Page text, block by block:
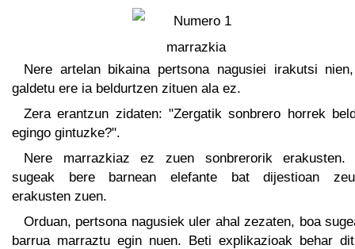
Nere artelan bikaina pertsona nagusiei irakutsi
galdetu ere ia beldurtzen zituen ala ez.
Zera erantzun zidaten: "Zergatik sonbrero horrek
egingo gintuzke?".
Nere marrazkiaz ez zuen sonbrerorik erakusten.
sugeak bere barnean elefante bat dijestioan
erakusten zuen.
Orduan, pertsona nagusiek uler ahal zezaten, boa
barrua marraztu egin nuen. Beti explikazioak behar